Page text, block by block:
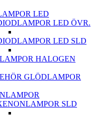
LED
LED ÖVR.
LED SLD
HALOGEN
GLÖDLAMPOR
SLD